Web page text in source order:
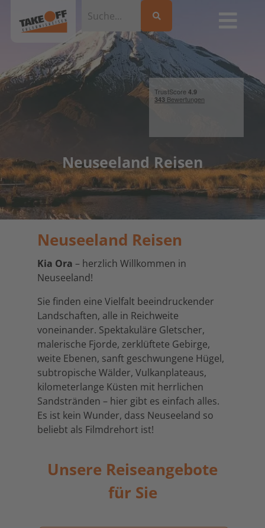
Neuseeland Reisen
Neuseeland Reisen
Kia Ora – herzlich Willkommen in
Neuseeland!
Sie finden eine Vielfalt beeindruckender
Landschaften, alle in Reichweite
voneinander. Spektakuläre Gletscher,
malerische Fjorde, zerklüftete Gebirge,
weite Ebenen, sanft geschwungene Hügel,
subtropische Wälder, Vulkanplateaus,
kilometerlange Küsten mit herrlichen
Sandstränden – hier gibt es einfach alles.
Es ist kein Wunder, dass Neuseeland so
beliebt als Filmdrehort ist!
Unsere Reiseangebote
für Sie